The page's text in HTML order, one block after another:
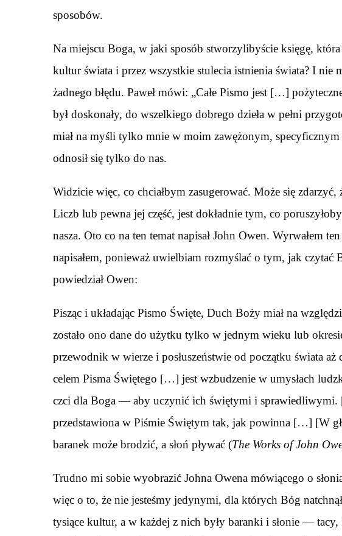
sposobów.
Na miejscu Boga, w jaki sposób stworzylibyście księgę,
kultur świata i przez wszystkie stulecia istnienia świata? I nie
żadnego błędu. Paweł mówi: „Całe Pismo jest […]
był doskonały, do wszelkiego dobrego dzieła w pełni
miał na myśli tylko mnie w moim zawężonym,
odnosił się tylko do nas.
Widzicie więc, co chciałbym zasugerować. Może się
Liczb lub pewna jej część, jest dokładnie tym, co
nasza. Oto co na ten temat napisał John Owen. Wyrwałem
napisałem, ponieważ uwielbiam rozmyślać o tym, jak czytać
powiedział Owen:
Pisząc i układając Pismo Święte, Duch Boży miał na
zostało ono dane do użytku tylko w jednym wieku lub
przewodnik w wierze i posłuszeństwie od początku świata
celem Pisma Świętego […] jest wzbudzenie w umysłach
czci dla Boga — aby uczynić ich świętymi i
przedstawiona w Piśmie Świętym tak, jak powinna […] [W
baranek może brodzić, a słoń pływać (The Works of John
Trudno mi sobie wyobrazić Johna Owena mówiącego o
więc o to, że nie jesteśmy jedynymi, dla których Bóg
tysiące kultur, a w każdej z nich były baranki i słonie —